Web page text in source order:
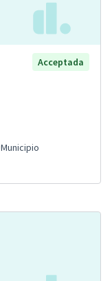
Acceptada
Municipio